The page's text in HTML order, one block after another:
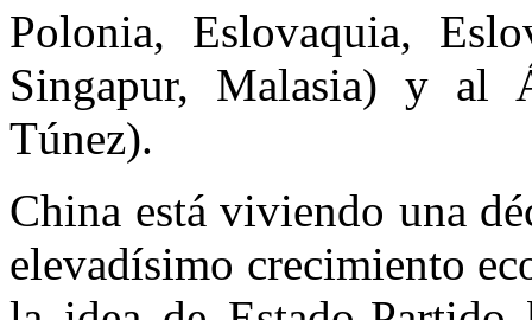
Polonia, Eslovaquia,
Singapur, Malasia) y al
Túnez).
China está viviendo una
elevadísimo crecimiento